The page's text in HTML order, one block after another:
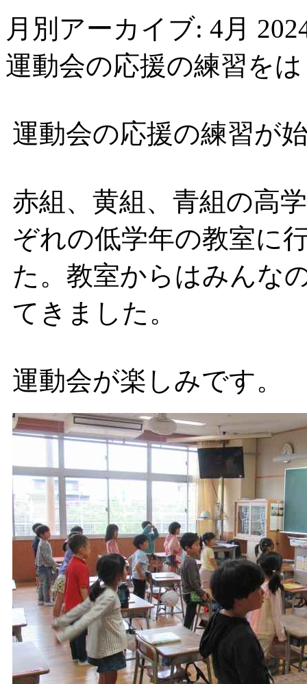
月別アーカイブ: 4月
運動会の応援の練習を
運動会の応援の練習が
赤組、黄組、青組の高
ぞれの低学年の教室に
た。教室からはみんな
てきました。
運動会が楽しみです。